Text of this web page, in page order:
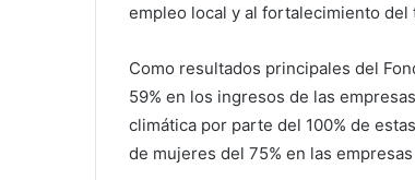
empleo local y al fortalecimiento del
Como resultados principales del
59% en los ingresos de las
climática por parte del 100% de
de mujeres del 75% en las